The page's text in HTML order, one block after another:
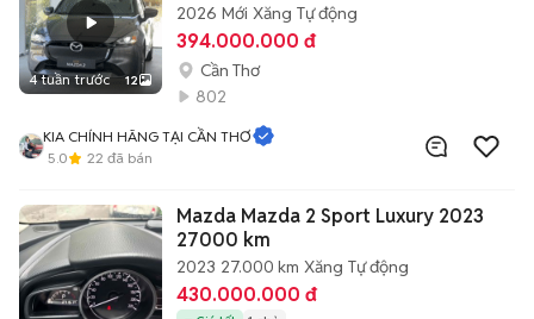
4 tuần trước 12
2026 Mới Xăng Tự động
394.000.000 đ
Cần Thơ
802
KIA CHÍNH HÃNG TẠI CẦN THƠ
5.0
22 đã bán
Mazda Mazda 2 Sport Luxury 2023
27000 km
2023 27.000 km Xăng Tự động
430.000.000 đ